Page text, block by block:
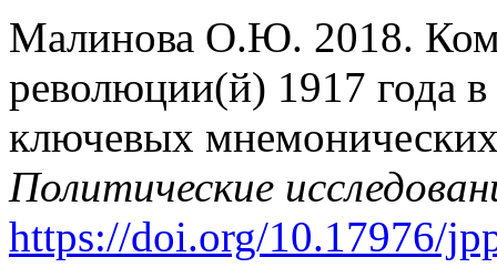
Малинова О.Ю. 2018.
революции(й) 1917 года
ключевых
Политические
https://doi.org/10.17976/